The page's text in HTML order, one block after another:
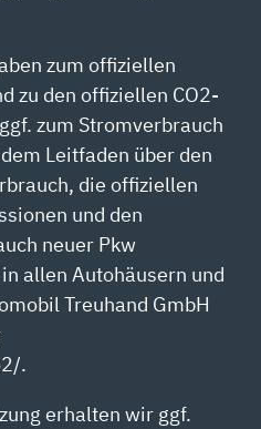
zum offiziellen
zu den offiziellen CO2-
zum Stromverbrauch
Leitfaden über den
die offiziellen
und den
neuer Pkw
allen Autohäusern und
Treuhand GmbH
.
erhalten wir ggf.